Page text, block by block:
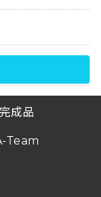
成品
Team